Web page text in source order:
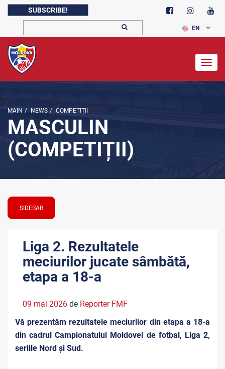
SUBSCRIBE!
EN
MAIN / NEWS / COMPETIȚII
MASCULIN
(COMPETIȚII)
SIDEBAR
Liga 2. Rezultatele
meciurilor jucate sâmbătă,
etapa a 18-a
09 mai 2026 de Reporter FMF
Vă prezentăm rezultatele meciurilor din etapa a 18-a
din cadrul Campionatului Moldovei de fotbal, Liga 2,
seriile Nord și Sud.